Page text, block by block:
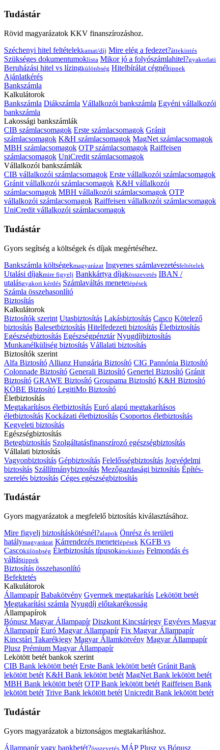
Tudástár
Rövid magyarázatok KKV finanszírozáshoz.
Széchenyi hitel feltételekkamat/díj Mire elég a fedezet?áttekintés
Szükséges dokumentumoklista Mikor jó a folyószámlahitel?gyakorlati
Beruházási hitel vs lízingkülönbség Hitelbírálat cégnéltippek
Ajánlatkérés
Bankszámla
Kalkulátorok
Bankszámla Diákszámla Vállalkozói bankszámla Egyéni vállalkozói
bankszámla
Lakossági bankszámlák
CIB számlacsomagok Erste számlacsomagok Gránit
számlacsomagok K&H számlacsomagok MagNet számlacsomagok
MBH számlacsomagok OTP számlacsomagok Raiffeisen
számlacsomagok UniCredit számlacsomagok
Vállalkozói bankszámlák
CIB vállalkozói számlacsomagok Erste vállalkozói számlacsomagok
Gránit vállalkozói számlacsomagok K&H vállalkozói
számlacsomagok MBH vállalkozói számlacsomagok OTP
vállalkozói számlacsomagok Raiffeisen vállalkozói számlacsomagok
UniCredit vállalkozói számlacsomagok
Tudástár
Gyors segítség a költségek és díjak megértéséhez.
Bankszámla költségekmagyarázat Ingyenes számlavezetésfeltételek
Utalási díjakmire figyelj Bankkártya díjakösszevetés IBAN /
utalásgyakori kérdés Számlaváltás menetelépések
Számla összehasonlító
Biztosítás
Kalkulátorok
Biztosítók szerint Utasbiztosítás Lakásbiztosítás Casco Kötelező
biztosítás Balesetbiztosítás Hitelfedezeti biztosítás Életbiztosítás
Egészségbiztosítás Egészségpénztár Nyugdíjbiztosítás
Munkanélküliség biztosítás Vállalati biztosítás
Biztosítók szerint
Alfa Biztosító Allianz Hungária Biztosító CIG Pannónia Biztosító
Colonnade Biztosító Generali Biztosító Genertel Biztosító Gránit
Biztosító GRAWE Biztosító Groupama Biztosító K&H Biztosító
KÖBE Biztosító LegitiMo Biztosító
Életbiztosítás
Megtakarításos életbiztosítás Euró alapú megtakarításos
életbiztosítás Kockázati életbiztosítás Csoportos életbiztosítás
Kegyeleti biztosítás
Egészségbiztosítás
Betegbiztosítás Szolgáltatásfinanszírozó egészségbiztosítás
Vállalati biztosítás
Vagyonbiztosítás Gépbiztosítás Felelősségbiztosítás Jogvédelmi
biztosítás Szállítmánybiztosítás Mezőgazdasági biztosítás Építés-
szerelés biztosítás Céges egészségbiztosítás
Tudástár
Gyors magyarázatok a megfelelő biztosítás kiválasztásához.
Mire figyelj biztosításkötésnél?alapok Önrész és területi
hatálymagyarázat Kárrendezés menetelépések KGFB vs
Cascokülönbség Életbiztosítás típusokáttekintés Felmondás és
váltástippek
Biztosítás összehasonlító
Befektetés
Kalkulátorok
Állampapír Babakötvény Gyermek megtakarítás Lekötött betét
Megtakarítási számla Nyugdíj előtakarékosság
Állampapírok
Bónusz Magyar Állampapír Diszkont Kincstárjegy Egyéves Magyar
Állampapír Euró Magyar Állampapír Fix Magyar Állampapír
Kincstári Takarékjegy Magyar Államkötvény Magyar Állampapír
Plusz Prémium Magyar Állampapír
Lekötött betét bankok szerint
CIB Bank lekötött betét Erste Bank lekötött betét Gránit Bank
lekötött betét K&H Bank lekötött betét MagNet Bank lekötött betét
MBH Bank lekötött betét OTP Bank lekötött betét Raiffeisen Bank
lekötött betét Trive Bank lekötött betét Unicredit Bank lekötött betét
Tudástár
Gyors magyarázatok a biztonságos megtakarításhoz.
Állampapír vagy bankbetét?összevetés MÁP Plusz vs Bónusz